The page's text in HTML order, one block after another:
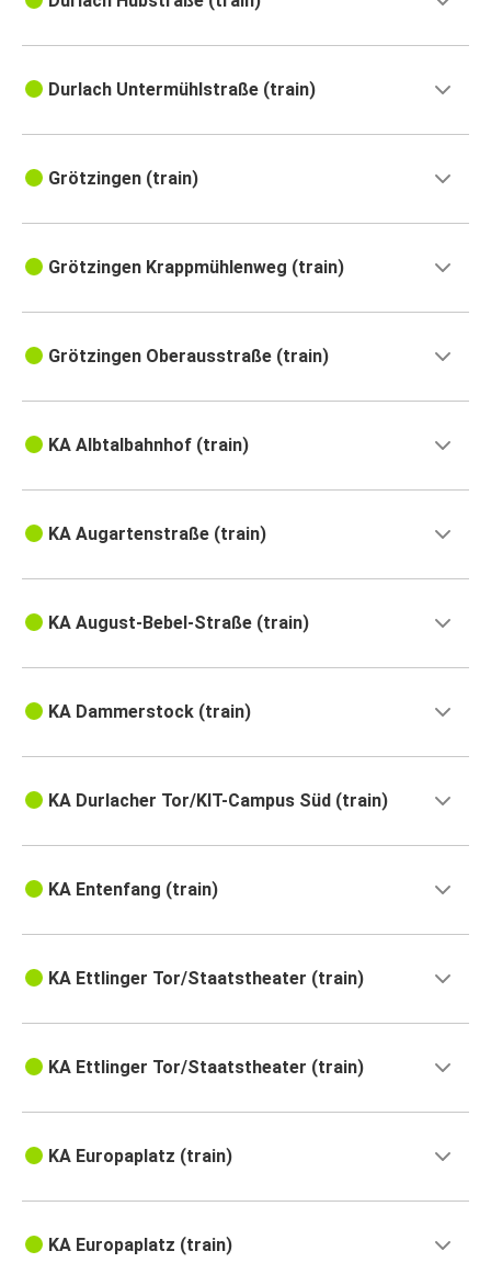
Durlach Untermühlstraße (train)
Grötzingen (train)
Grötzingen Krappmühlenweg (train)
Grötzingen Oberausstraße (train)
KA Albtalbahnhof (train)
KA Augartenstraße (train)
KA August-Bebel-Straße (train)
KA Dammerstock (train)
KA Durlacher Tor/KIT-Campus Süd (train)
KA Entenfang (train)
KA Ettlinger Tor/Staatstheater (train)
KA Ettlinger Tor/Staatstheater (train)
KA Europaplatz (train)
KA Europaplatz (train)